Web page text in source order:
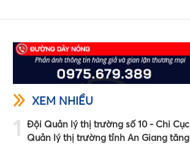
XEM NHIỀU
1
Đội Quản lý thị trường số 10 - Chi Cục
Quản lý thị trường tỉnh An Giang tăng